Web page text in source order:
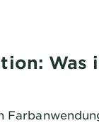
Was